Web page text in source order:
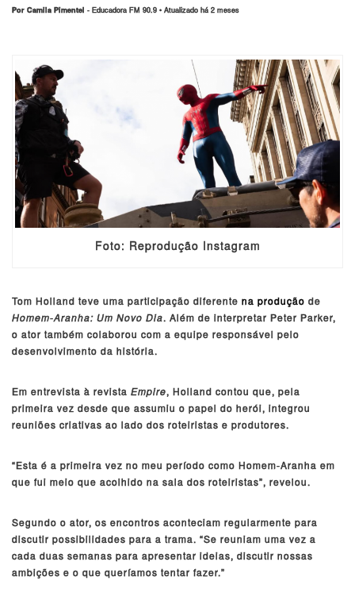
Por Camila Pimentel - Educadora FM 90.9 • Atualizado há 2 meses
Foto: Reprodução Instagram
Tom Holland teve uma participação diferente na produção de
Homem-Aranha: Um Novo Dia. Além de interpretar Peter Parker,
o ator também colaborou com a equipe responsável pelo
desenvolvimento da história.
Em entrevista à revista Empire, Holland contou que, pela
primeira vez desde que assumiu o papel do herói, integrou
reuniões criativas ao lado dos roteiristas e produtores.
“Esta é a primeira vez no meu período como Homem-Aranha em
que fui meio que acolhido na sala dos roteiristas”, revelou.
Segundo o ator, os encontros aconteciam regularmente para
discutir possibilidades para a trama. “Se reuniam uma vez a
cada duas semanas para apresentar ideias, discutir nossas
ambições e o que queríamos tentar fazer.”